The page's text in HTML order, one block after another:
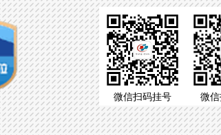
微信扫码挂号 微